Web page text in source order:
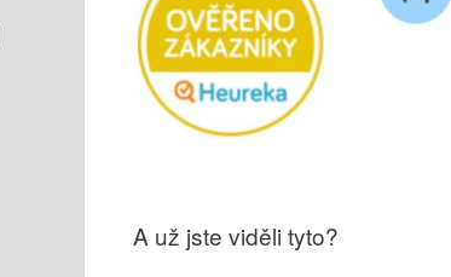
A už jste viděli tyto?